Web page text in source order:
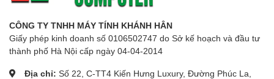
CÔNG TY TNHH MÁY TÍNH KHÁNH HÂN
Giấy phép kinh doanh số 0106502747 do Sở kế hoạch và đầu tư
thành phố Hà Nội cấp ngày 04-04-2014
Địa chỉ: Số 22, C-TT4 Kiến Hưng Luxury, Đường Phúc La,